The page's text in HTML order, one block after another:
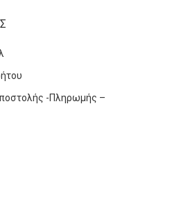
-Πληρωμής –